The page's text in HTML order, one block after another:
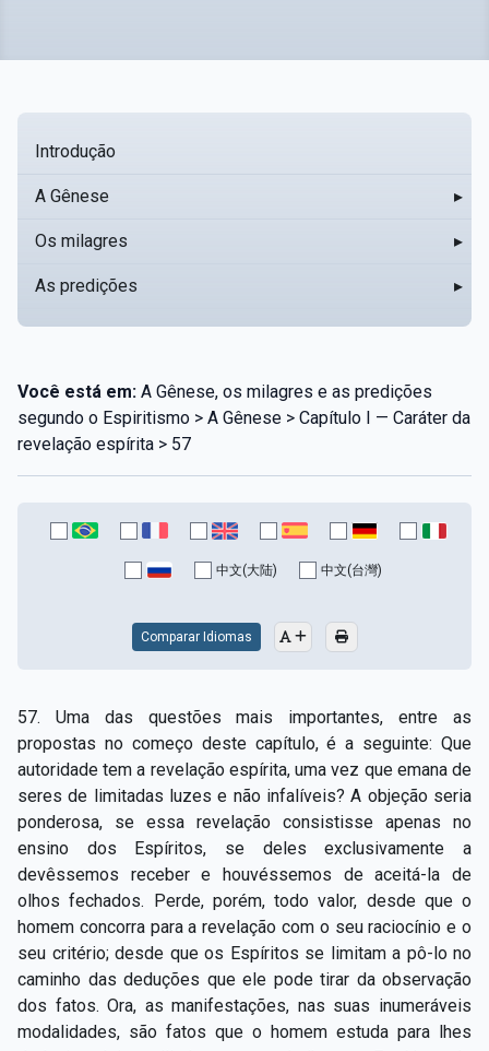
Introdução
A Gênese ▸
Os milagres ▸
As predições ▸
Você está em: A Gênese, os milagres e as predições
segundo o Espiritismo > A Gênese > Capítulo I — Caráter da
revelação espírita > 57
中文(大陆) 中文(台灣)
Comparar Idiomas
57. Uma das questões mais importantes, entre as
propostas no começo deste capítulo, é a seguinte: Que
autoridade tem a revelação espírita, uma vez que emana de
seres de limitadas luzes e não infalíveis?A objeção seria
ponderosa, se essa revelação consistisse apenas no
ensino dos Espíritos, se deles exclusivamente a
devêssemos receber e houvéssemos de aceitá-la de
olhos fechados. Perde, porém, todo valor, desde que o
homem concorra para a revelação com o seu raciocínio e o
seu critério; desde que os Espíritos se limitam a pô-lo no
caminho das deduções que ele pode tirar da observação
dos fatos. Ora, as manifestações, nas suas inumeráveis
modalidades, são fatos que o homem estuda para lhes